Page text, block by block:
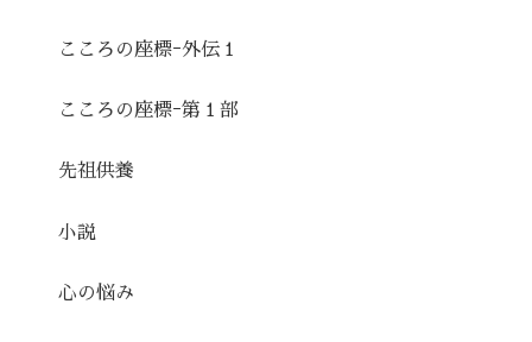
こころの座標ｰ外伝１
こころの座標ｰ第１部
先祖供養
小説
心の悩み